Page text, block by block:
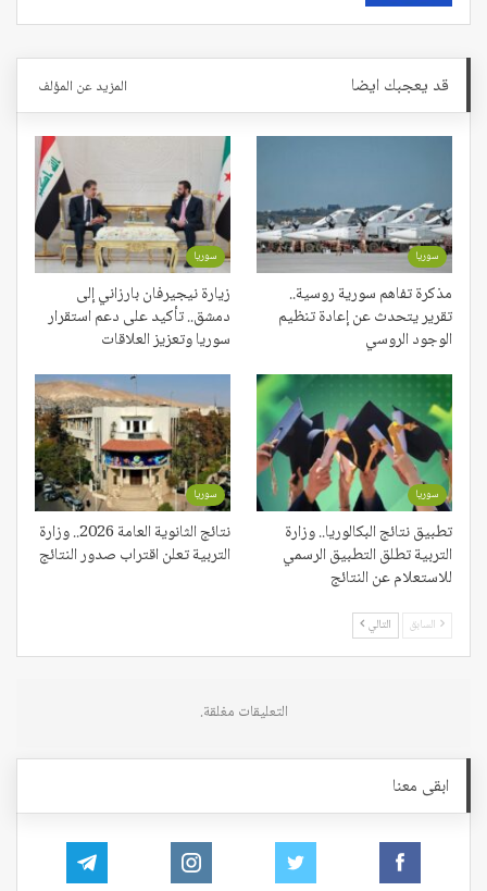
قد يعجبك ايضا المزيد عن المؤلف
سوريا
مذكرة تفاهم سورية روسية..
تقرير يتحدث عن إعادة تنظيم
الوجود الروسي
سوريا
زيارة نيجيرفان بارزاني إلى
دمشق.. تأكيد على دعم استقرار
سوريا وتعزيز العلاقات
سوريا
تطبيق نتائج البكالوريا.. وزارة
التربية تطلق التطبيق الرسمي
للاستعلام عن النتائج
سوريا
نتائج الثانوية العامة 2026.. وزارة
التربية تعلن اقتراب صدور النتائج
السابق التالي
التعليقات مغلقة.
ابقى معنا